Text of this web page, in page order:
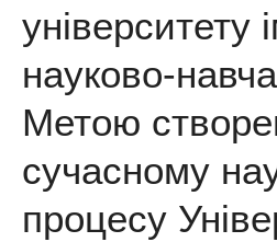
науково-
Метою
сучасному
процесу